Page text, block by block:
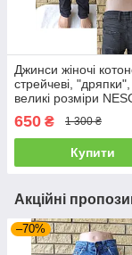
Джинси жіночі
стрейчеві,
великі розміри
650 ₴ 1 300 ₴
Купити
Акційні
–70%